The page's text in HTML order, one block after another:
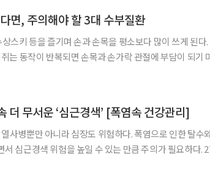
면, 주의해야 할 3대 수부질환
스키 등을 즐기며 손과 손목을 평소보다 많이 쓰게 된다.
는 동작이 반복되면 손목과 손가락 관절에 부담이 되기
무서운 ‘심근경색’ [폭염속 건강관리]
사병뿐만 아니라 심장도 위험하다. 폭염으로 인한 탈수
심근경색 위험을 높일 수 있는 만큼 주의가 필요하다. 27일